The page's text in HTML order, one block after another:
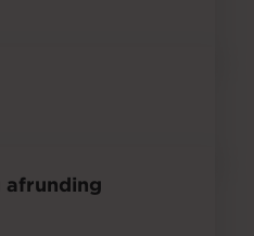
afrunding